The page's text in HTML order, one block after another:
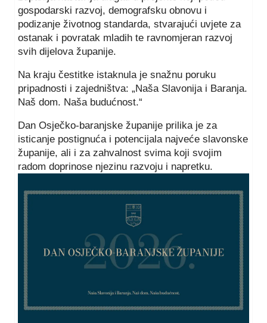
gospodarski razvoj, demografsku obnovu i
podizanje životnog standarda, stvarajući uvjete za
ostanak i povratak mladih te ravnomjeran razvoj
svih dijelova županije.
Na kraju čestitke istaknula je snažnu poruku
pripadnosti i zajedništva: „Naša Slavonija i Baranja.
Naš dom. Naša budućnost.“
Dan Osječko-baranjske županije prilika je za
isticanje postignuća i potencijala najveće slavonske
županije, ali i za zahvalnost svima koji svojim
radom doprinose njezinu razvoju i napretku.